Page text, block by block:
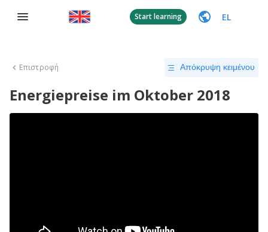
Start learning EL
Επιστροφή Απόκρυψη κειμένου
Energiepreise im Oktober 2018